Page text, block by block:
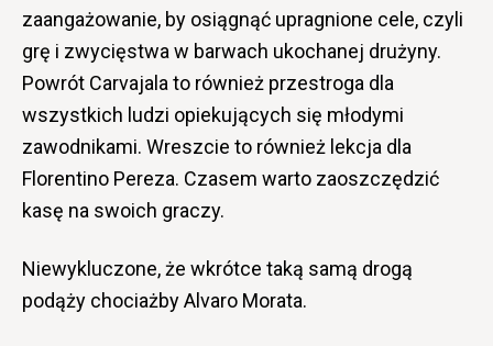
zaangażowanie, by osiągnąć upragnione cele, czyli
grę i zwycięstwa w barwach ukochanej drużyny.
Powrót Carvajala to również przestroga dla
wszystkich ludzi opiekujących się młodymi
zawodnikami. Wreszcie to również lekcja dla
Florentino Pereza. Czasem warto zaoszczędzić
kasę na swoich graczy.
Niewykluczone, że wkrótce taką samą drogą
podąży chociażby Alvaro Morata.